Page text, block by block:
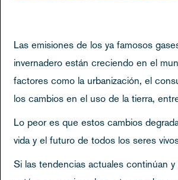
Las emisiones de los ya famosos
invernadero están creciendo en el
factores como la urbanización, el
los cambios en el uso de la tierra,
Lo peor es que estos cambios
vida y el futuro de todos los seres
Si las tendencias actuales continúan